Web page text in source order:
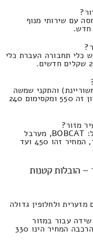
עם שירותי מנוף
כלי תחבורה העברת כלי
והתקני שמשה
ששוקלים הרבה באמצעות הנפות המחירון זה 550 ומקסימום 240
מזור?
העלות לשינוע של מכשירי מלאכה למשל: BOBCAT, מערבל
בטון, כלי תחבורה לנשיאת ארגזים ועוד, המחיר זהו 450 ועד
– הובלות קטנות
ולחלופין גדולה
עבור במזור
והסביבה החלפת חיתול בשילוב פירוק והרכבה המחיר הינו 330